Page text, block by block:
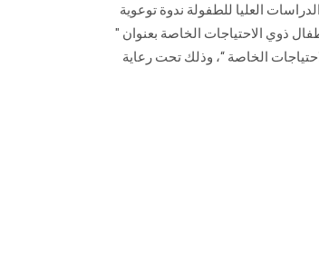
العليا للطفولة ندوة توعوية
ذوي الاحتياجات الخاصة بعنوان "
الخاصة “، وذلك تحت رعاية